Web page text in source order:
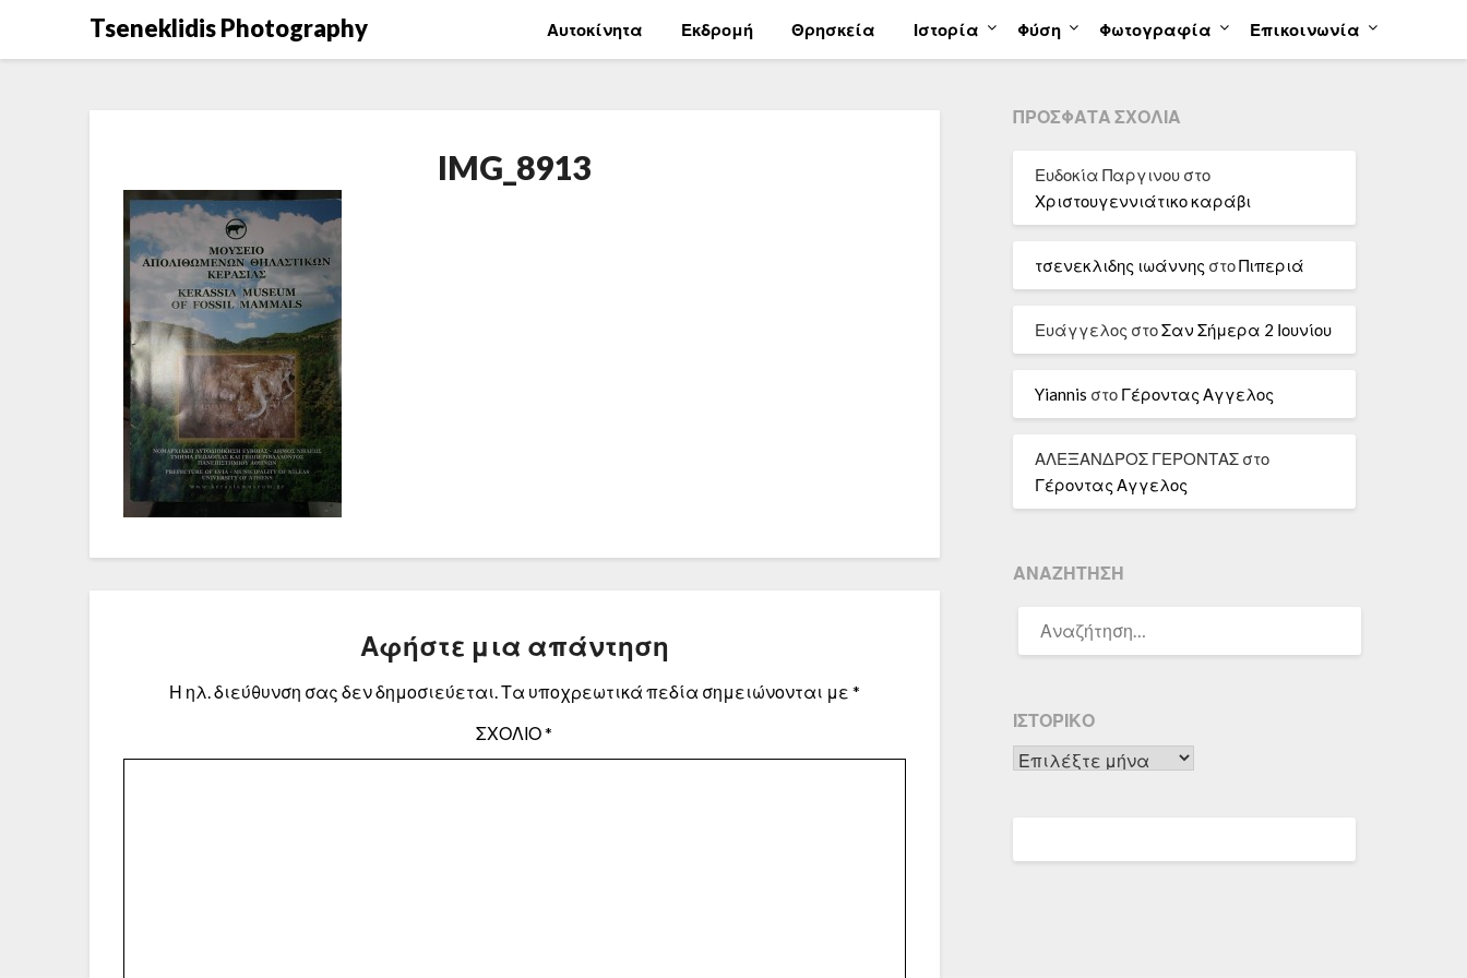
Tseneklidis Photography Αυτοκίνητα Εκδρομή Θρησκεία Ιστορία Φύση Φωτογραφία Επικοινωνία
IMG_8913
Αφήστε μια απάντηση
Η ηλ. διεύθυνση σας δεν δημοσιεύεται.Τα υποχρεωτικά πεδία σημειώνονται με *
ΣΧΌΛΙΟ*
ΠΡΌΣΦΑΤΑ ΣΧΌΛΙΑ
Ευδοκία Παργινουστο
Χριστουγεννιάτικο καράβι
τσενεκλιδης ιωάννης στοΠιπεριά
Ευάγγελος στοΣαν Σήμερα 2 Ιουνίου
Yiannis στο Γέροντας Αγγελος
ΑΛΕΞΑΝΔΡΟΣ ΓΕΡΟΝΤΑΣστο
Γέροντας Αγγελος
ΑΝΑΖΉΤΗΣΗ
ΓΙΑ:
ΙΣΤΟΡΙΚΌ
Ιστορικό